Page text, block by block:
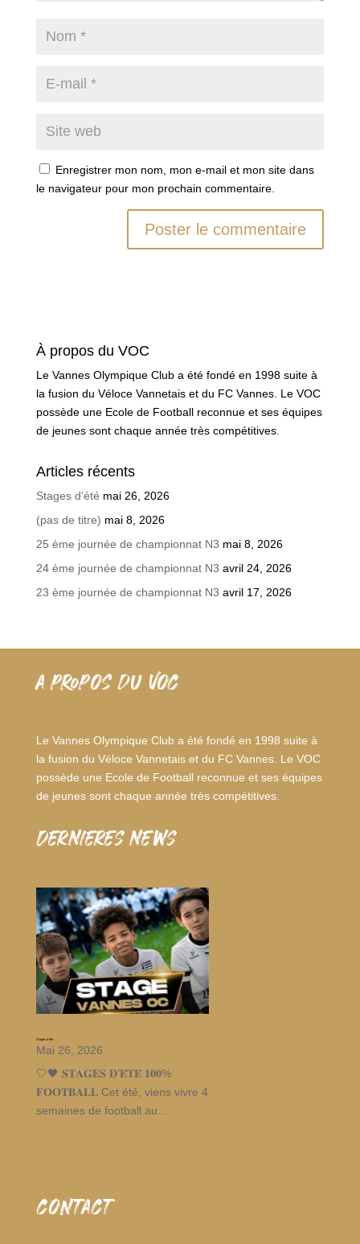
Enregistrer mon nom, mon e-mail et mon site dans
le navigateur pour mon prochain commentaire.
À propos du VOC
Le Vannes Olympique Club a été fondé en 1998 suite à
la fusion du Véloce Vannetais et du FC Vannes. Le VOC
possède une Ecole de Football reconnue et ses équipes
de jeunes sont chaque année très compétitives.
Articles récents
Stages d’été mai 26, 2026
(pas de titre) mai 8, 2026
25 ème journée de championnat N3 mai 8, 2026
24 ème journée de championnat N3 avril 24, 2026
23 ème journée de championnat N3 avril 17, 2026
A PROPOS DU VOC
Le Vannes Olympique Club a été fondé en 1998 suite à
la fusion du Véloce Vannetais et du FC Vannes. Le VOC
possède une Ecole de Football reconnue et ses équipes
de jeunes sont chaque année très compétitives.
dernieres news
Stages d’été
Mai 26, 2026
🤍🖤 𝐒𝐓𝐀𝐆𝐄𝐒 𝐃’𝐄́𝐓𝐄́ 𝟏𝟎𝟎%
𝐅𝐎𝐎𝐓𝐁𝐀𝐋𝐋 Cet été, viens vivre 4
semaines de football au...
CONTACT